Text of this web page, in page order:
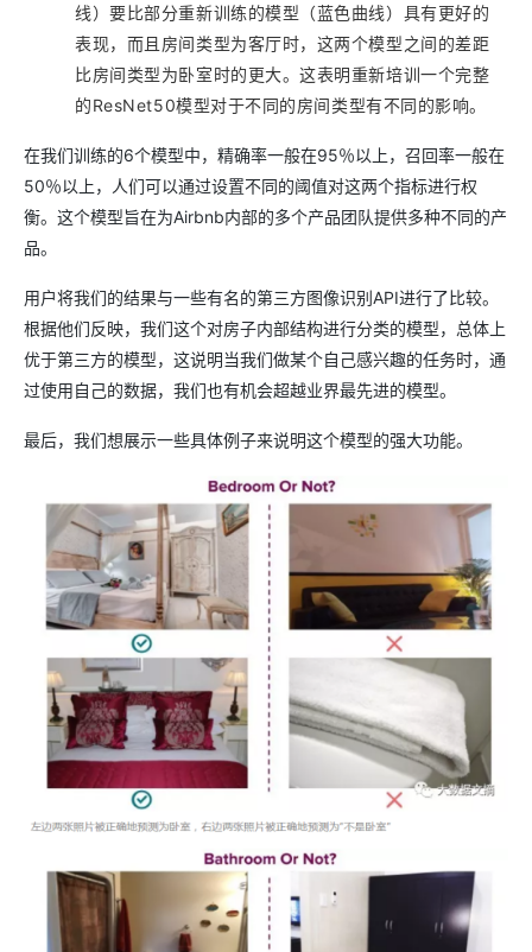
线）要比部分重新训练的模型（蓝色曲线）具有更好的
表现，而且房间类型为客厅时，这两个模型之间的差距
比房间类型为卧室时的更大。这表明重新培训一个完整
的ResNet50模型对于不同的房间类型有不同的影响。
在我们训练的6个模型中，精确率一般在95％以上，召回率一般在
50％以上，人们可以通过设置不同的阈值对这两个指标进行权
衡。这个模型旨在为Airbnb内部的多个产品团队提供多种不同的产
品。
用户将我们的结果与一些有名的第三方图像识别API进行了比较。
根据他们反映，我们这个对房子内部结构进行分类的模型，总体上
优于第三方的模型，这说明当我们做某个自己感兴趣的任务时，通
过使用自己的数据，我们也有机会超越业界最先进的模型。
最后，我们想展示一些具体例子来说明这个模型的强大功能。